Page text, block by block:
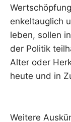
enkeltauglich
leben, sollen
der Politik
Alter oder
heute und in
Weitere